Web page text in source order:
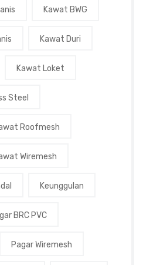
Kawat BWG
Kawat Duri
Kawat Loket
Steel
Roofmesh
Wiremesh
Keunggulan
BRC PVC
Pagar Wiremesh